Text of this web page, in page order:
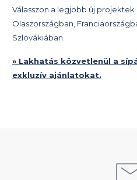
Válasszon a legjobb új projektek
Olaszországban,
Szlovákiában.
» Lakhatás közvetlenül a
exkluzív ajánlatokat.